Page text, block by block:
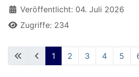
Veröffentlicht: 04. Juli 2026
Zugriffe: 234
1 2 3 4 5